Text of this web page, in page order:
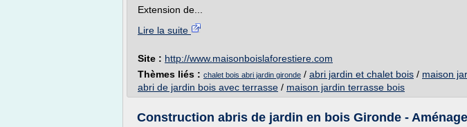
Extension de...
Lire la suite
Site : http://www.maisonboislaforestiere.com
Thèmes liés : chalet bois abri jardin gironde / abri jardin et chalet bois / maison
abri de jardin bois avec terrasse / maison jardin terrasse bois
Construction abris de jardin en bois Gironde -